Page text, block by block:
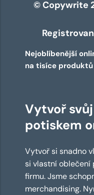
© Copywrite
Nejoblíbenější
na tisíce produktů
Vytvoř
potiskem
Vytvoř si snadno
si vlastní oblečení
firmu. Jsme
merchandising.